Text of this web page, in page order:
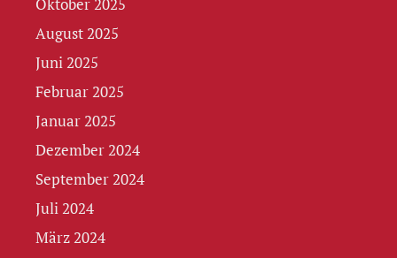
August 2025
Juni 2025
Februar 2025
Januar 2025
Dezember 2024
September 2024
Juli 2024
März 2024